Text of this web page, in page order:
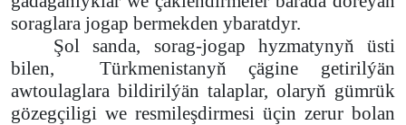
soraglara jogap bermekden ybaratdyr.
Şol sanda, sorag-jogap hyzmatynyň üsti
bilen, Türkmenistanyň çägine getirilýän
awtoulaglara bildirilýän talaplar, olaryň gümrük
gözegçiligi we resmileşdirmesi üçin zerur bolan